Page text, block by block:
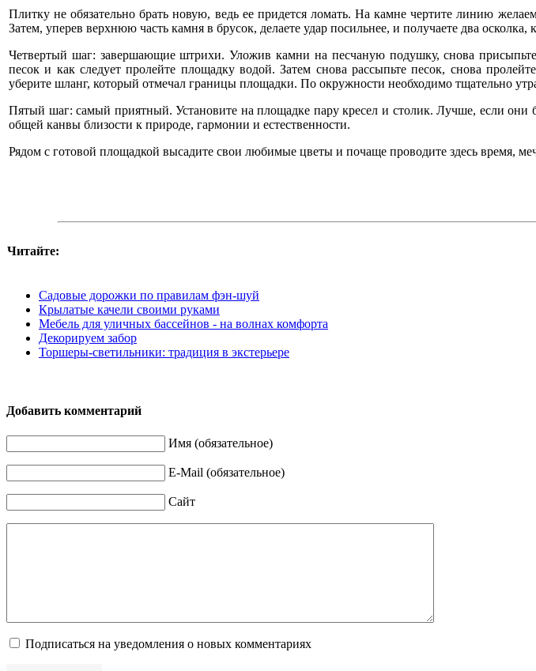
Плитку не обязательно брать новую, ведь ее придется ломать. На камне чертите линию
Затем, уперев верхнюю часть камня в брусок, делаете удар посильнее, и получаете два
Четвертый шаг: завершающие штрихи. Уложив камни на песчаную подушку, снова
песок и как следует пролейте площадку водой. Затем снова рассыпьте песок, снова
уберите шланг, который отмечал границы площадки. По окружности необходимо тщательно
Пятый шаг: самый приятный. Установите на площадке пару кресел и столик. Лучше, если они
общей канвы близости к природе, гармонии и естественности.
Рядом с готовой площадкой высадите свои любимые цветы и почаще проводите здесь время,
Читайте:
Садовые дорожки по правилам фэн-шуй
Крылатые качели своими руками
Мебель для уличных бассейнов - на волнах комфорта
Декорируем забор
Торшеры-светильники: традиция в экстерьере
Добавить комментарий
Имя (обязательное)
E-Mail (обязательное)
Сайт
Подписаться на уведомления о новых комментариях